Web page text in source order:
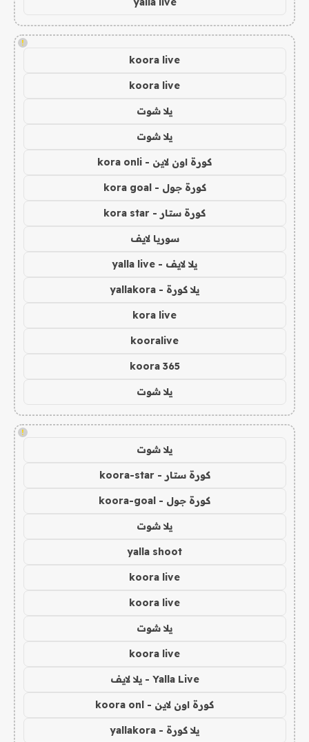
!
koora live
koora live
يلا شوت
يلا شوت
كورة اون لاين - kora onli
كورة جول - kora goal
كورة ستار - kora star
سوريا لايف
يلا لايف - yalla live
يلا كورة - yallakora
kora live
kooralive
koora 365
يلا شوت
!
يلا شوت
كورة ستار - koora-star
كورة جول - koora-goal
يلا شوت
yalla shoot
koora live
koora live
يلا شوت
koora live
Yalla Live - يلا لايف
كورة اون لاين - koora onl
يلا كورة - yallakora